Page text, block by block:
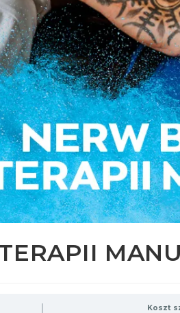
Koszt